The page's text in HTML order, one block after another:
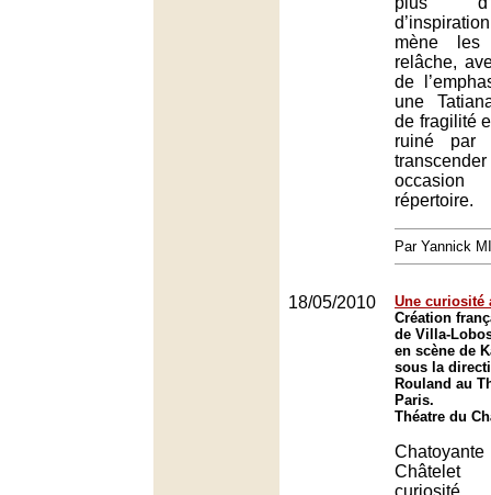
mène les
relâche,
de
une
de fragilité
ruiné par
occasion
répertoire.
Par Yannick
18/05/2010
Une curiosité
Création
de Villa-
en scène de
sous la
Rouland au
Paris.
Théatre du
Châtelet
curiosité